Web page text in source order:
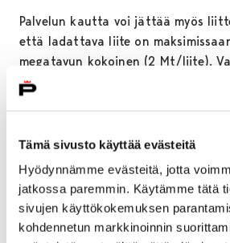
Tämä sivusto käyttää evästeitä
Hyödynnämme evästeitä, jotta
jatkossa paremmin. Käytämme tätä
sivujen käyttökokemuksen
kohdennetun markkinoinnin
Palvelun kautta voi jättää myös
että ladattava liite on
megatavun kokoinen (2 Mt/liite).
liitteiden paperiversioita voi
Kulttuuriin myönnetään avustuksia
Taiteilija-apurahat